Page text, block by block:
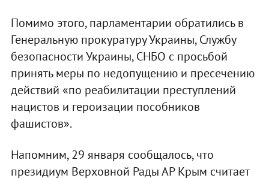
Помимо этого, парламентарии обратились в
Генеральную прокуратуру Украины, Службу
безопасности Украины, СНБО с просьбой
принять меры по недопущению и пресечению
действий «по реабилитации преступлений
нацистов и героизации пособников
фашистов».
Напомним, 29 января сообщалось, что
президиум Верховной Рады АР Крым считает